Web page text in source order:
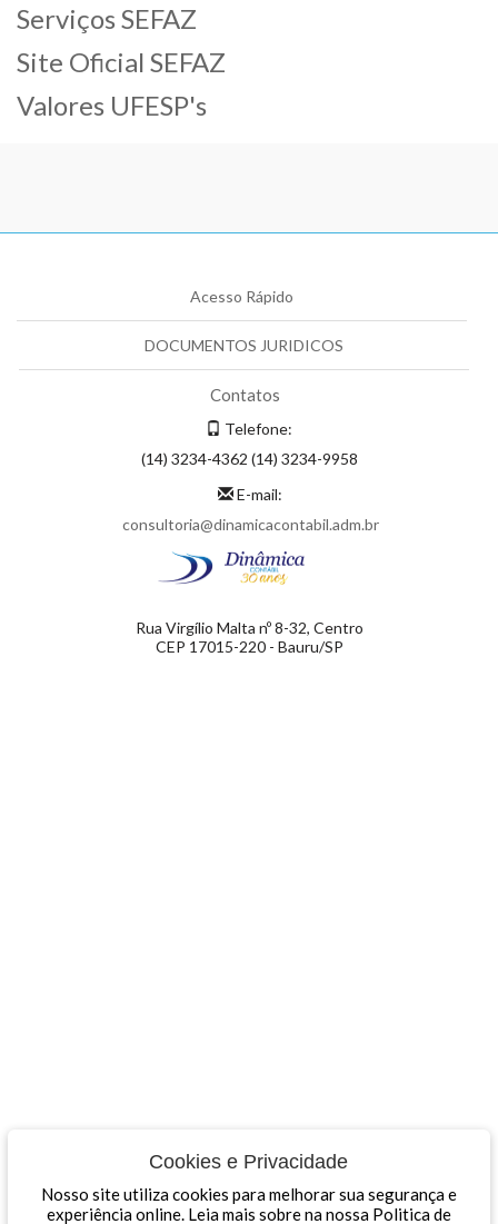
Serviços SEFAZ
Site Oficial SEFAZ
Valores UFESP's
Acesso Rápido
DOCUMENTOS JURIDICOS
Contatos
Telefone:
(14) 3234-4362 (14) 3234-9958
E-mail:
consultoria@dinamicacontabil.adm.br
Rua Virgílio Malta nº 8-32, Centro
CEP 17015-220 - Bauru/SP
Cookies e Privacidade
Nosso site utiliza cookies para melhorar sua segurança e
experiência online. Leia mais sobre na nossa Politica de